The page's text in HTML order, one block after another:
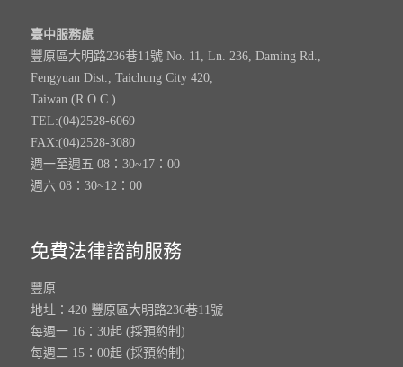
臺中服務處
豐原區大明路236巷11號 No. 11, Ln. 236, Daming Rd.,
Fengyuan Dist., Taichung City 420,
Taiwan (R.O.C.)
TEL:(04)2528-6069
FAX:(04)2528-3080
週一至週五 08：30~17：00
週六 08：30~12：00
免費法律諮詢服務
豐原
地址：420 豐原區大明路236巷11號
每週一 16：30起 (採預約制)
每週二 15：00起 (採預約制)